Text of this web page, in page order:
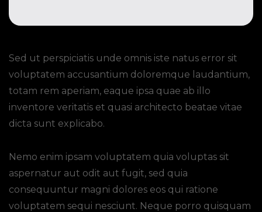
Sed ut perspiciatis unde omnis iste natus error sit
voluptatem accusantium doloremque laudantium,
totam rem aperiam, eaque ipsa quae ab illo
inventore veritatis et quasi architecto beatae vitae
dicta sunt explicabo.
Nemo enim ipsam voluptatem quia voluptas sit
aspernatur aut odit aut fugit, sed quia
consequuntur magni dolores eos qui ratione
voluptatem sequi nesciunt. Neque porro quisquam